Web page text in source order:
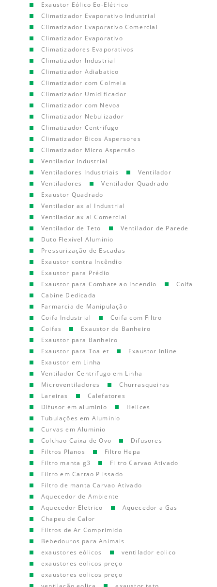
Exaustor Eólico Eo-Elétrico
Climatizador Evaporativo Industrial
Climatizador Evaporativo Comercial
Climatizador Evaporativo
Climatizadores Evaporativos
Climatizador Industrial
Climatizador Adiabatico
Climatizador com Colmeia
Climatizador Umidificador
Climatizador com Nevoa
Climatizador Nebulizador
Climatizador Centrifugo
Climatizador Bicos Aspersores
Climatizador Micro Aspersão
Ventilador Industrial
Ventiladores Industriais
Ventilador
Ventiladores
Ventilador Quadrado
Exaustor Quadrado
Ventilador axial Industrial
Ventilador axial Comercial
Ventilador de Teto
Ventilador de Parede
Duto Flexível Aluminio
Pressurização de Escadas
Exaustor contra Incêndio
Exaustor para Prédio
Exaustor para Combate ao Incendio
Coifa
Cabine Dedicada
Farmarcia de Manipulação
Coifa Industrial
Coifa com Filtro
Coifas
Exaustor de Banheiro
Exaustor para Banheiro
Exaustor para Toalet
Exaustor Inline
Exaustor em Linha
Ventilador Centrifugo em Linha
Microventiladores
Churrasqueiras
Lareiras
Calefatores
Difusor em aluminio
Helices
Tubulações em Aluminio
Curvas em Aluminio
Colchao Caixa de Ovo
Difusores
Filtros Planos
Filtro Hepa
Filtro manta g3
Filtro Carvao Ativado
Filtro em Cartao Plissado
Filtro de manta Carvao Ativado
Aquecedor de Ambiente
Aquecedor Eletrico
Aquecedor a Gas
Chapeu de Calor
Filtros de Ar Comprimido
Bebedouros para Animais
exaustores eólicos
ventilador eolico
exaustores eolicos preço
exaustores eolicos preço